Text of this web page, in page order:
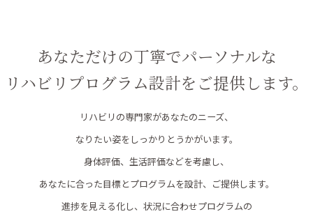
あなただけの丁寧でパーソナルな
リハビリプログラム設計をご提供します。
リハビリの専門家があなたのニーズ、
なりたい姿をしっかりとうかがいます。
身体評価、生活評価などを考慮し、
あなたに合った目標とプログラムを設計、ご提供します。
進捗を見える化し、状況に合わせプログラムの